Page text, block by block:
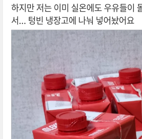
하지만 저는 이미 실온에도 우유들이
서... 텅빈 냉장고에 나눠 넣어놨어요